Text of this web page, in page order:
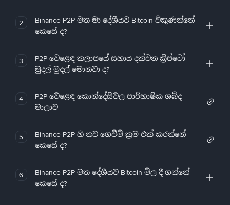
2
Binance P2P මත මා දේශීයව Bitcoin විකුණන්නේ
කෙසේ ද?
3
P2P වෙළෙඳ කලාපයේ සහාය දක්වන ක්‍රිප්ටෝ
මුදල් මුදල් මොනවා ද?
4
P2P වෙළෙඳ කොන්දේසිවල පාරිභාෂික ශබ්ද
මාලාව
5
Binance P2P හි නව ගෙවීම් ක්‍රම එක් කරන්නේ
කෙසේ ද?
6
Binance P2P මත දේශීයව Bitcoin මිල දී ගන්නේ
කෙසේ ද?